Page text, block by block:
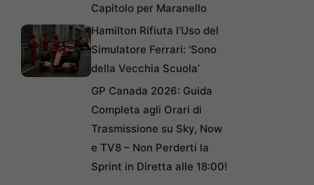
Capitolo per Maranello
Hamilton Rifiuta l’Uso del
Simulatore Ferrari: ‘Sono
della Vecchia Scuola’
GP Canada 2026: Guida
Completa agli Orari di
Trasmissione su Sky, Now
e TV8 – Non Perderti la
Sprint in Diretta alle 18:00!